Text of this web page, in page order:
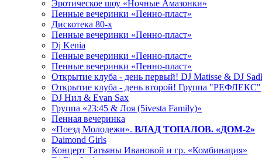
Эротическое шоу «Ночные Амазонки»
Пенные вечеринки «Пенно-пласт»
Дискотека 80-х
Пенные вечеринки «Пенно-пласт»
Dj Kenia
Пенные вечеринки «Пенно-пласт»
Пенные вечеринки «Пенно-пласт»
Открытие клуба - день первый! DJ Matisse & DJ
Открытие клуба - день второй! Группа "РЕФЛЕКС"
DJ Нил & Evan Sax
Группа «23:45 & Лоя (5ivesta Family)»
Пенная вечеринка
«Поезд Молодежи». ВЛАД ТОПАЛОВ. «ДОМ-2»
Daimond Girls
Концерт Татьяны Ивановой и гр. «Комбинация»